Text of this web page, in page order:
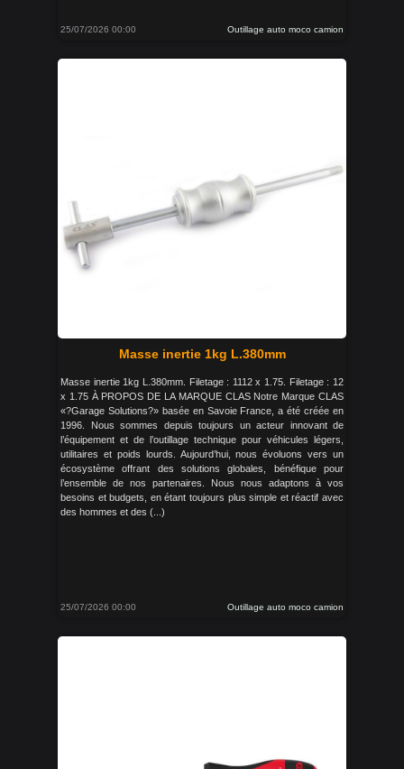
25/07/2026 00:00 Outillage auto moco camion
Masse inertie 1kg L.380mm
Masse inertie 1kg L.380mm. Filetage : 1112 x 1.75. Filetage : 12
x 1.75 À PROPOS DE LA MARQUE CLAS Notre Marque CLAS
«?Garage Solutions?» basée en Savoie France, a été créée en
1996. Nous sommes depuis toujours un acteur innovant de
l’équipement et de l’outillage technique pour véhicules légers,
utilitaires et poids lourds. Aujourd’hui, nous évoluons vers un
écosystème offrant des solutions globales, bénéfique pour
l’ensemble de nos partenaires. Nous nous adaptons à vos
besoins et budgets, en étant toujours plus simple et réactif avec
des hommes et des (...)
25/07/2026 00:00 Outillage auto moco camion